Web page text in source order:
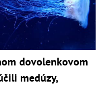
dovolenkovom
medúzy,